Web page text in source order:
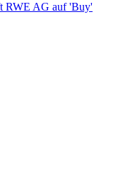
RWE AG auf 'Buy'